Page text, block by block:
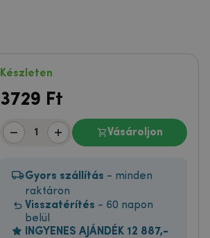
Készleten
3729 Ft
Vásároljon
Gyors szállítás - minden
raktáron
Visszatérítés - 60 napon
belül
INGYENES AJÁNDÉK 12 887,-